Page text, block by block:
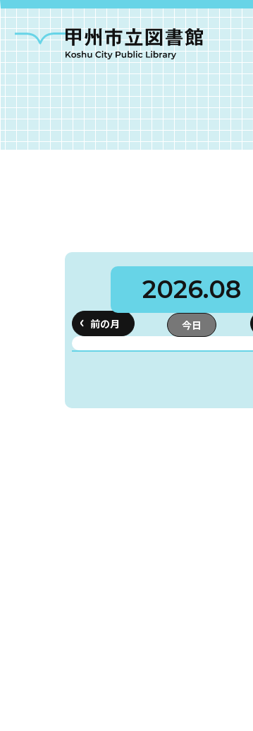
今日
2026.08
勝沼図書館
大和図書館
甘草屋敷子
読書アニマ
マンガ「